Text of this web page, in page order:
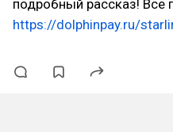
подробный рассказ! Все
https://dolphinpay.ru/